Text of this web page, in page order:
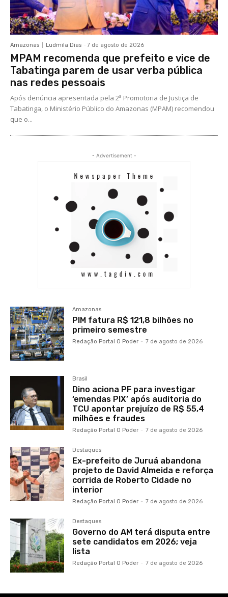
Amazonas Ludmila Dias - 7 de agosto de 2026
MPAM recomenda que prefeito e vice de
Tabatinga parem de usar verba pública
nas redes pessoais
Após denúncia apresentada pela 2ª Promotoria de Justiça de
Tabatinga, o Ministério Público do Amazonas (MPAM) recomendou
que o...
- Advertisement -
Amazonas
PIM fatura R$ 121,8 bilhões no
primeiro semestre
Redação Portal O Poder - 7 de agosto de 2026
Brasil
Dino aciona PF para investigar
‘emendas PIX’ após auditoria do
TCU apontar prejuízo de R$ 55,4
milhões e fraudes
Redação Portal O Poder - 7 de agosto de 2026
Destaques
Ex-prefeito de Juruá abandona
projeto de David Almeida e reforça
corrida de Roberto Cidade no
interior
Redação Portal O Poder - 7 de agosto de 2026
Destaques
Governo do AM terá disputa entre
sete candidatos em 2026; veja
lista
Redação Portal O Poder - 7 de agosto de 2026